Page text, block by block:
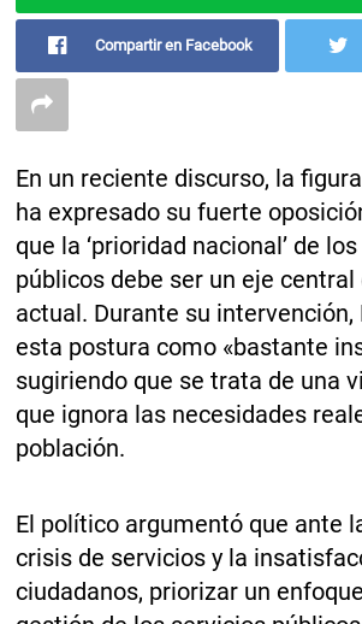
Compartir en Facebook
En un reciente discurso, la
ha expresado su fuerte
que la ‘prioridad nacional’ de
públicos debe ser un eje
actual. Durante su
esta postura como «bastante
sugiriendo que se trata de una
que ignora las necesidades
población.
El político argumentó que ante
crisis de servicios y la
ciudadanos, priorizar un